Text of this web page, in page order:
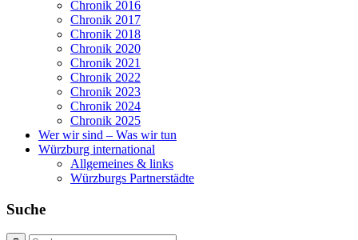
Chronik 2016
Chronik 2017
Chronik 2018
Chronik 2020
Chronik 2021
Chronik 2022
Chronik 2023
Chronik 2024
Chronik 2025
Wer wir sind – Was wir tun
Würzburg international
Allgemeines & links
Würzburgs Partnerstädte
Suche